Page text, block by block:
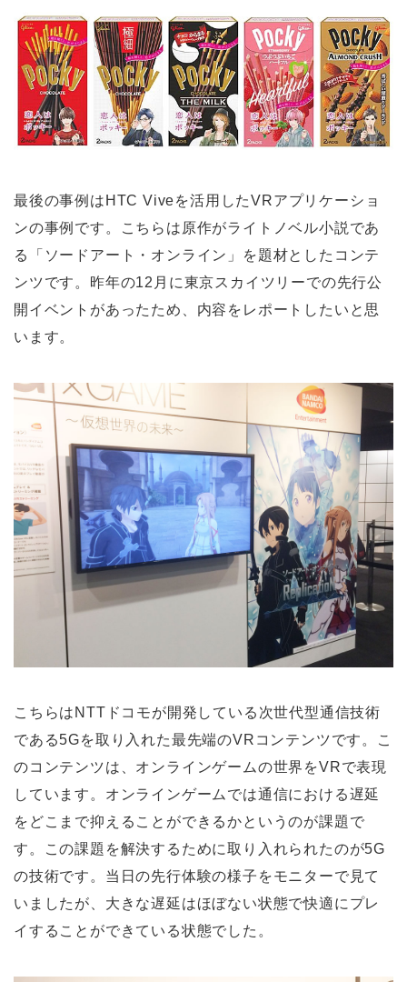
最後の事例はHTC Viveを活用したVRアプリケーショ
ンの事例です。こちらは原作がライトノベル小説であ
る「ソードアート・オンライン」を題材としたコンテ
ンツです。昨年の12月に東京スカイツリーでの先行公
開イベントがあったため、内容をレポートしたいと思
います。
こちらはNTTドコモが開発している次世代型通信技術
である5Gを取り入れた最先端のVRコンテンツです。こ
のコンテンツは、オンラインゲームの世界をVRで表現
しています。オンラインゲームでは通信における遅延
をどこまで抑えることができるかというのが課題で
す。この課題を解決するために取り入れられたのが5G
の技術です。当日の先行体験の様子をモニターで見て
いましたが、大きな遅延はほぼない状態で快適にプレ
イすることができている状態でした。